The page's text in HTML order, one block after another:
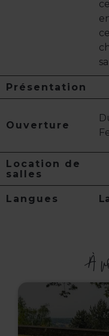
Présentation
Ouverture
Location de
salles
Langues
À